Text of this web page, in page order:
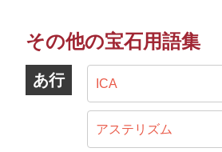
その他の宝石用語集
あ行 ICA
アステリズム